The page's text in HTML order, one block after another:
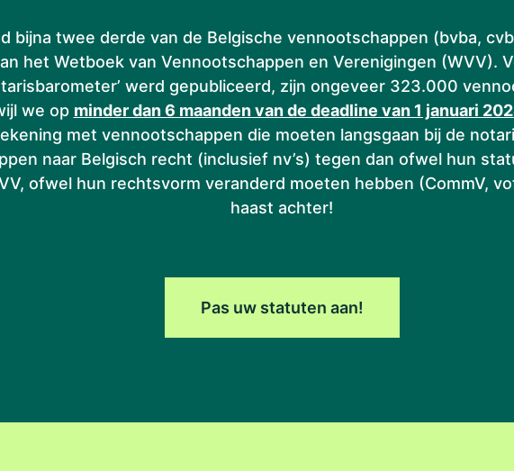
bijna twee derde van de Belgische vennootschappen (bvba,
het Wetboek van Vennootschappen en Verenigingen (WVV).
werd gepubliceerd, zijn ongeveer 323.000
we op minder dan 6 maanden van de deadline van 1 januari
met vennootschappen die moeten langsgaan bij de
naar Belgisch recht (inclusief nv’s) tegen dan ofwel hun
ofwel hun rechtsvorm veranderd moeten hebben (CommV,
haast achter!
Pas uw statuten aan!